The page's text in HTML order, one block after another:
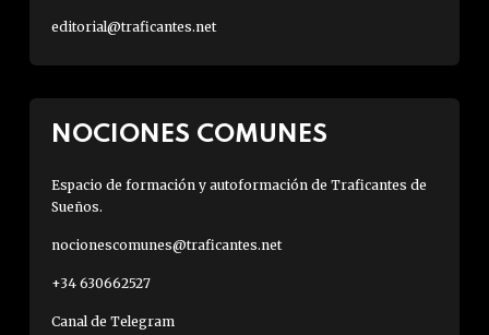
editorial@traficantes.net
NOCIONES COMUNES
Espacio de formación y autoformación de Traficantes de
Sueños.
nocionescomunes@traficantes.net
+34 630662527
Canal de Telegram